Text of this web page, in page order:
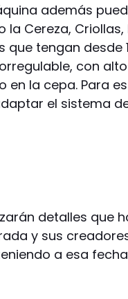
además
Cereza, Criollas,
que tengan desde
con
en la cepa. Para
el sistema
detalles que
y sus
a esa